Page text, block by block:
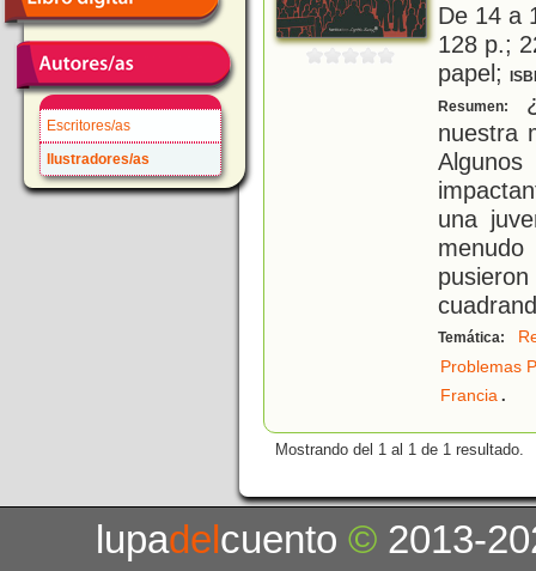
Escritores/as
Ilustradores/as
De 14 a
128 p.;
papel;
Resumen:
nuestra
una
Temática:
Problemas
Francia.
Mostrando del 1 al 1 de 1 resultado.
lupadelcuento© 2013-